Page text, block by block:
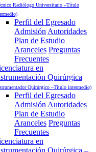
Radiólogo Universitario –Título
Perfil del Egresado
AdmisiónAutoridades
Plan de Estudio
Aranceles Preguntas
Frecuentes
en
Quirúrgica
Quirúrgico –Título intermedio)
Perfil del Egresado
AdmisiónAutoridades
Plan de Estudio
Aranceles Preguntas
Frecuentes
en